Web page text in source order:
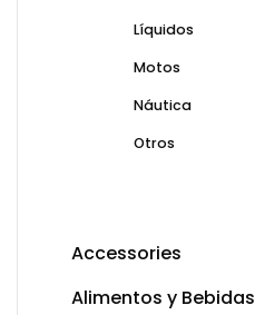
Líquidos
Motos
Náutica
Otros
Accessories
Alimentos y Bebidas